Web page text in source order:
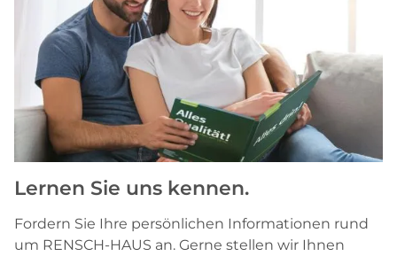
Lernen Sie uns kennen.
Fordern Sie Ihre persönlichen Informationen rund
um RENSCH-HAUS an. Gerne stellen wir Ihnen